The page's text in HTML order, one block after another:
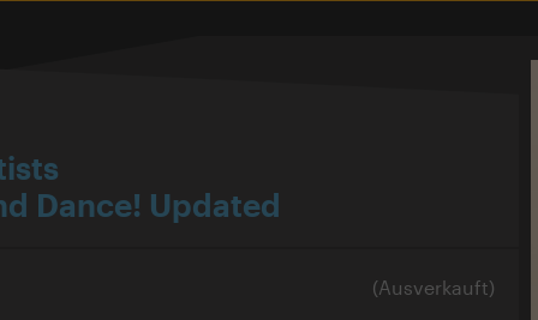
Dance! Updated
(Ausverkauft)